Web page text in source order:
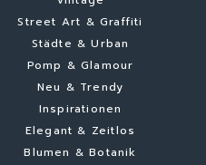
Street Art & Graffiti
Städte & Urban
Pomp & Glamour
Neu & Trendy
Inspirationen
Elegant & Zeitlos
Blumen & Botanik